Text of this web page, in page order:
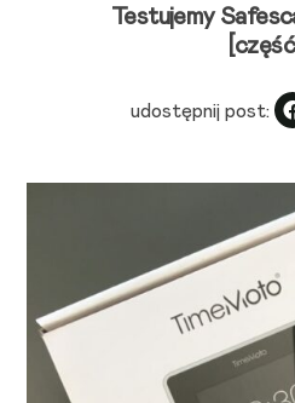
Testujemy
[część
udostępnij post: